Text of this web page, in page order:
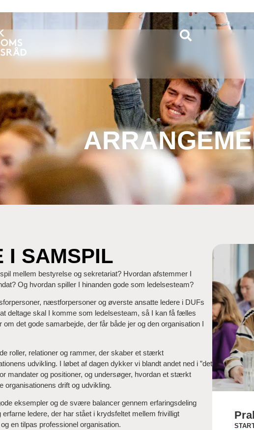
I SAMSPIL
mellem bestyrelse og sekretariat? Hvordan afstemmer I
Og hvordan spiller I hinanden gode som ledelsesteam?
næstforpersoner og øverste ansatte ledere i DUFs
deltage skal I komme som ledelsesteam, så I kan få fælles
det gode samarbejde, der får både jer og den organisation I
roller, relationer og rammer, der skaber et stærkt
udvikling. I løbet af dagen dykker vi blandt andet ned i ”det
mandater og positioner, og undersøger, hvordan et stærkt
organisationens drift og udvikling.
eksempler og de svære balancer gennem erfaringsdeling
ledere, der har stået i krydsfeltet mellem frivilligt
en tilpas professionel organisation.